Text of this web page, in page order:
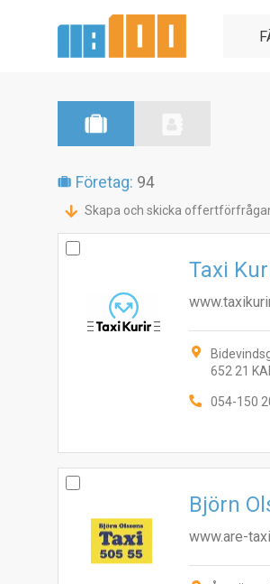
Företag: 94
Skapa och skicka
Taxi
652 21
054-150
Björn
www.are-